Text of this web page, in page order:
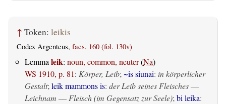
↑ Token: leikis
Codex Argenteus, facs. 160 (fol. 130v)
Lemmaleik: noun, common, neuter(Na)
WS 1910, p. 81: Körper, Leib;~is siunai: in körperlicher
Gestalt;leik mammons is: der Leib seines Fleisches—
Leichnam —Fleisch (im Gegensatz zur Seele);bi leika: